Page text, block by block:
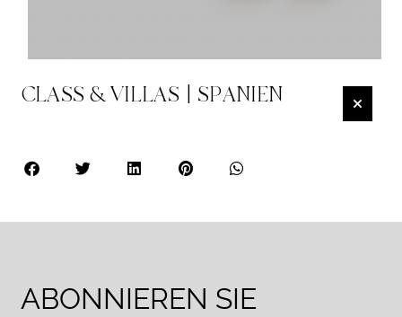
CLASS & VILLAS | SPANIEN
ABONNIEREN SIE